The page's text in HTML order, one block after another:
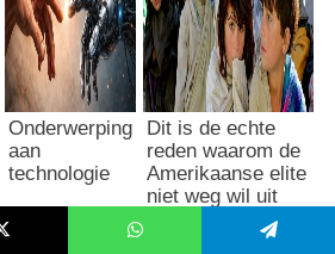
Onderwerping
aan
technologie
Dit is de echte
reden waarom de
Amerikaanse elite
niet weg wil uit